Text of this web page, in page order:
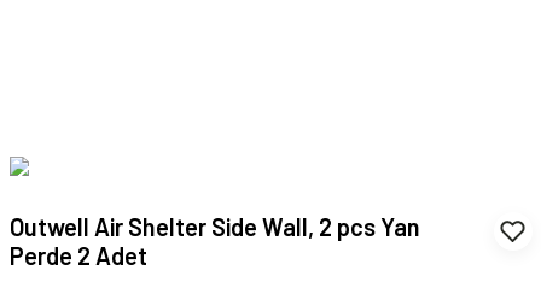
Outwell Air Shelter Side Wall, 2 pcs Yan
Perde 2 Adet